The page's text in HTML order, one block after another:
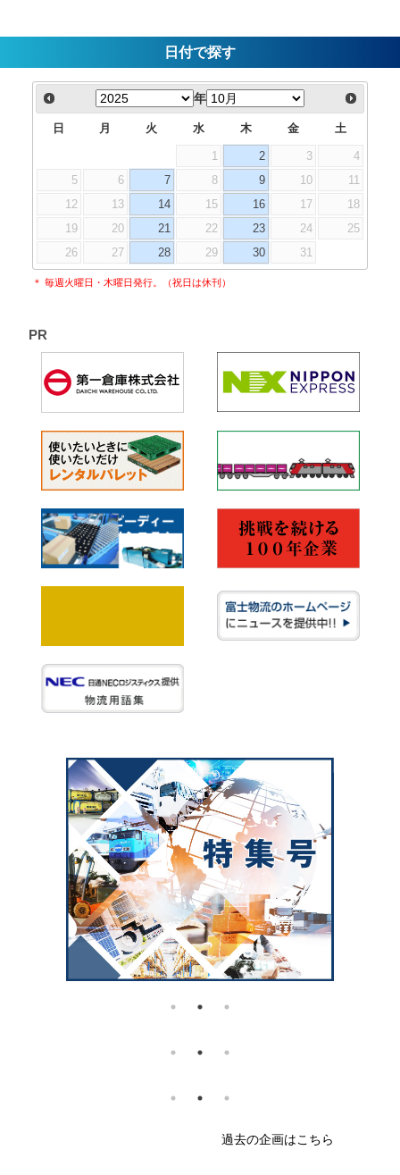
日付で探す
年
日 月 火 水 木 金 土
1 2 3
4
5
6 7 8 9 10
11
12
13 14 15 16 17
18
19
20 21 22 23 24
25
26
27 28 29 30 31
＊ 毎週火曜日・木曜日発行。（祝日は休刊）
過去の企画はこちら